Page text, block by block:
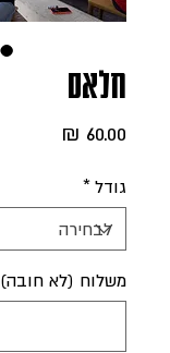
חלאס
גודל *
משלוח (לא חובה)